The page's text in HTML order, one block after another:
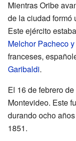
Mientras Oribe
de la ciudad formó
Este ejército
Melchor Pacheco
franceses,
Garibaldi.
El 16 de febrero
Montevideo. Este
durando ocho
1851.